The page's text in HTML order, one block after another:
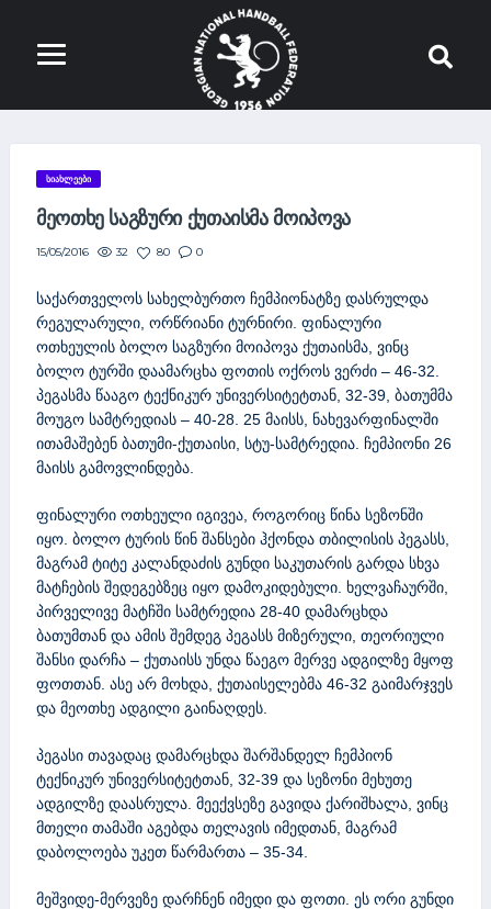
ᲡᲘᲐᲮᲚᲔᲔᲑᲘ
ᲛᲔᲝᲗᲮᲔ ᲡᲐᲒᲖᲣᲠᲘ ᲥᲣᲗᲐᲘᲡᲛᲐ ᲛᲝᲘᲞᲝᲕᲐ
15/05/2016 32 80 0
საქართველოს სახელბურთო ჩემპიონატზე დასრულდა
რეგულარული, ორწრიანი ტურნირი. ფინალური
ოთხეულის ბოლო საგზური მოიპოვა ქუთაისმა, ვინც
ბოლო ტურში დაამარცხა ფოთის ოქროს ვერძი – 46-32.
პეგასმა წააგო ტექნიკურ უნივერსიტეტთან, 32-39, ბათუმმა
მოუგო სამტრედიას – 40-28. 25 მაისს, ნახევარფინალში
ითამაშებენ ბათუმი-ქუთაისი, სტუ-სამტრედია. ჩემპიონი 26
მაისს გამოვლინდება.
ფინალური ოთხეული იგივეა, როგორიც წინა სეზონში
იყო. ბოლო ტურის წინ შანსები ჰქონდა თბილისის პეგასს,
მაგრამ ტიტე კალანდაძის გუნდი საკუთარის გარდა სხვა
მატჩების შედეგებზეც იყო დამოკიდებული. ხელვაჩაურში,
პირველივე მატჩში სამტრედია 28-40 დამარცხდა
ბათუმთან და ამის შემდეგ პეგასს მიზერული, თეორიული
შანსი დარჩა – ქუთაისს უნდა წაეგო მერვე ადგილზე მყოფ
ფოთთან. ასე არ მოხდა, ქუთაისელებმა 46-32 გაიმარჯვეს
და მეოთხე ადგილი გაინაღდეს.
პეგასი თავადაც დამარცხდა შარშანდელ ჩემპიონ
ტექნიკურ უნივერსიტეტთან, 32-39 და სეზონი მეხუთე
ადგილზე დაასრულა. მეექვსეზე გავიდა ქარიშხალა, ვინც
მთელი თამაში აგებდა თელავის იმედთან, მაგრამ
დაბოლოება უკეთ წარმართა – 35-34.
მეშვიდე-მერვეზე დარჩნენ იმედი და ფოთი. ეს ორი გუნდი